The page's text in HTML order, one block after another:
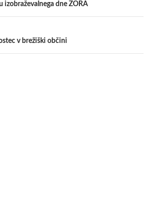
izobraževalnega dne ZORA
v brežiški občini